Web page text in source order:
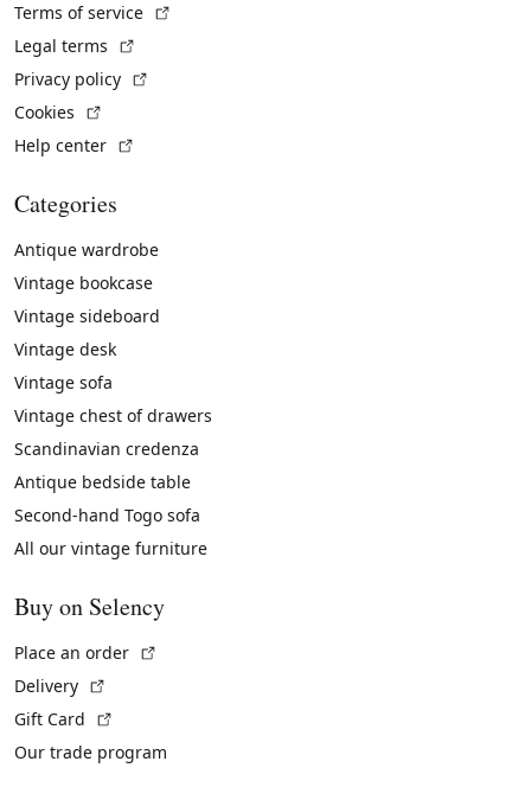
Terms of service
Legal terms
Privacy policy
Cookies
Help center
Categories
Antique wardrobe
Vintage bookcase
Vintage sideboard
Vintage desk
Vintage sofa
Vintage chest of drawers
Scandinavian credenza
Antique bedside table
Second-hand Togo sofa
All our vintage furniture
Buy on Selency
Place an order
Delivery
Gift Card
Our trade program